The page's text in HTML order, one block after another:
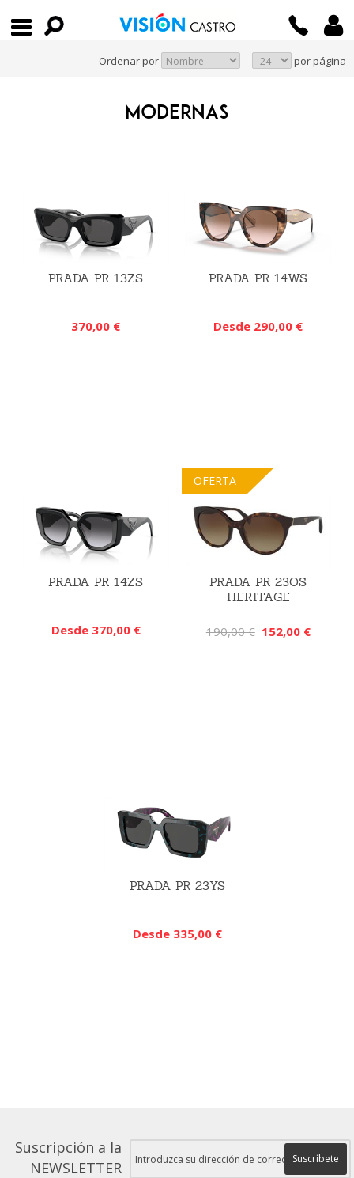
Ordenar por por página
MODERNAS
PRADA PR 13ZS
370,00 €
PRADA PR 14WS
Desde 290,00 €
PRADA PR 14ZS
Desde 370,00 €
OFERTA
PRADA PR 23OS
HERITAGE
190,00 € 152,00 €
PRADA PR 23YS
Desde 335,00 €
Suscripción a la
NEWSLETTER
Suscríbete